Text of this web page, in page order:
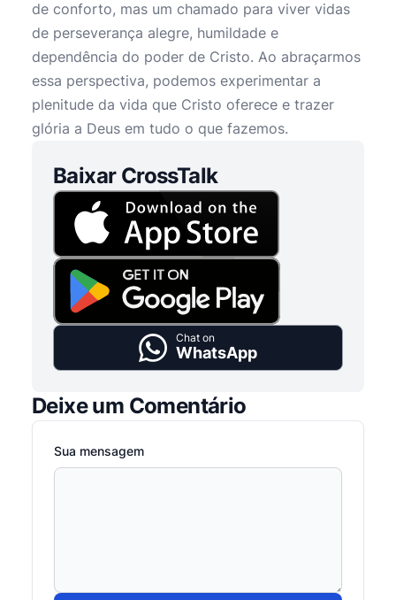
de conforto, mas um chamado para viver vidas
de perseverança alegre, humildade e
dependência do poder de Cristo. Ao abraçarmos
essa perspectiva, podemos experimentar a
plenitude da vida que Cristo oferece e trazer
glória a Deus em tudo o que fazemos.
Baixar CrossTalk
Chat on
WhatsApp
Deixe um Comentário
Sua mensagem